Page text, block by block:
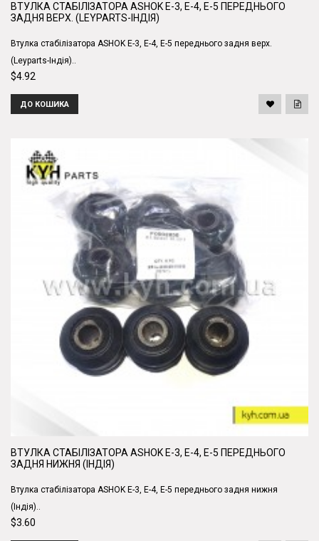
ВТУЛКА СТАБІЛІЗАТОРА ASHOK Е-3, Е-4, Е-5 ПЕРЕДНЬОГО
ЗАДНЯ ВЕРХ. (LEYPARTS-ІНДІЯ)
Втулка стабілізатора ASHOK Е-3, Е-4, Е-5 переднього задня верх.
(Leyparts-Індія)..
$4.92
ДО КОШИКА
ВТУЛКА СТАБІЛІЗАТОРА ASHOK Е-3, Е-4, Е-5 ПЕРЕДНЬОГО
ЗАДНЯ НИЖНЯ (ІНДІЯ)
Втулка стабілізатора ASHOK Е-3, Е-4, Е-5 переднього задня нижня
(Індія)..
$3.60